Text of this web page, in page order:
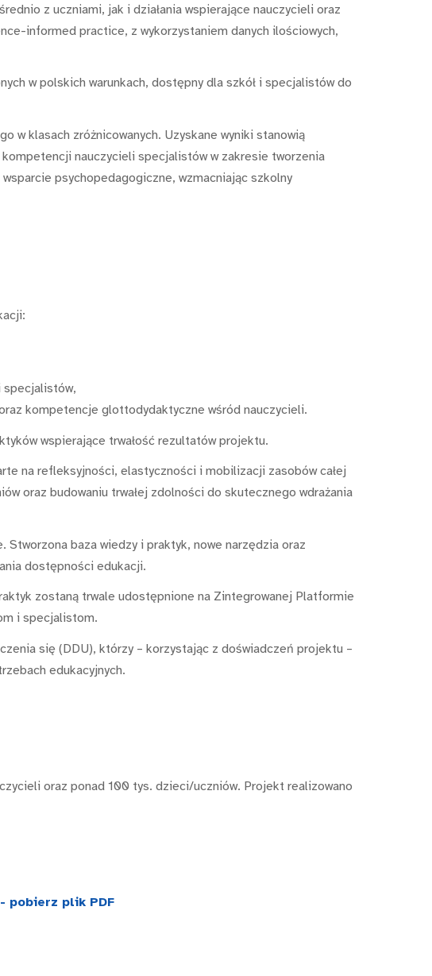
z uczniami, jak i działania wspierające nauczycieli oraz
informed practice, z wykorzystaniem danych ilościowych,
w polskich warunkach, dostępny dla szkół i specjalistów do
w klasach zróżnicowanych. Uzyskane wyniki stanowią
nauczycieli specjalistów w zakresie tworzenia
psychopedagogiczne, wzmacniając szkolny
specjalistów,
kompetencje glottodydaktyczne wśród nauczycieli.
wspierające trwałość rezultatów projektu.
na refleksyjności, elastyczności i mobilizacji zasobów całej
oraz budowaniu trwałej zdolności do skutecznego wdrażania
Stworzona baza wiedzy i praktyk, nowe narzędzia oraz
dostępności edukacji.
zostaną trwale udostępnione na Zintegrowanej Platformie
i specjalistom.
się (DDU), którzy – korzystając z doświadczeń projektu –
edukacyjnych.
oraz ponad 100 tys. dzieci/uczniów. Projekt realizowano
pobierz plik PDF